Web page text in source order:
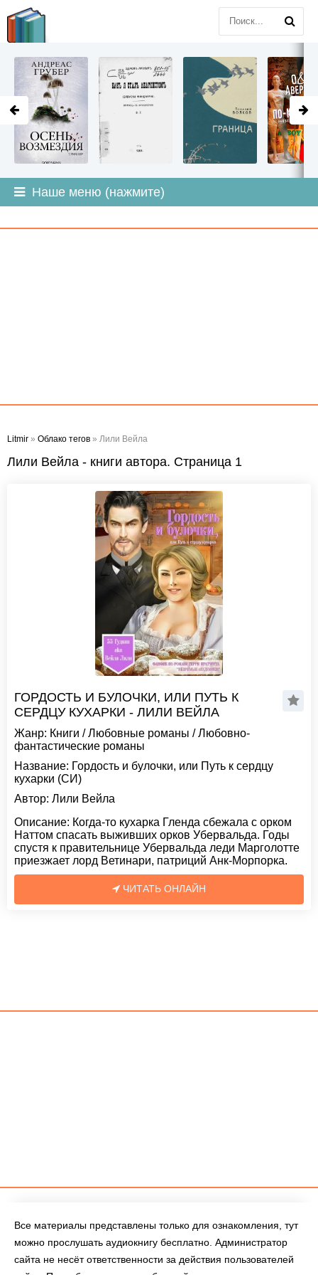
Наше меню (нажмите)
Litmir » Облако тегов » Лили Вейла
Лили Вейла - книги автора. Страница 1
ГОРДОСТЬ И БУЛОЧКИ, ИЛИ ПУТЬ К
СЕРДЦУ КУХАРКИ - ЛИЛИ ВЕЙЛА
Жанр: Книги /Любовные романы /Любовно-
фантастические романы
Название: Гордость и булочки, или Путь к сердцу
кухарки (СИ)
Автор: Лили Вейла
Описание: Когда-то кухарка Гленда сбежала с орком
Наттом спасать выживших орков Убервальда. Годы
спустя к правительнице Убервальда леди Марголотте
приезжает лорд Ветинари, патриций Анк-Морпорка.
ЧИТАТЬ ОНЛАЙН
LITMIR.ORG
Все материалы представлены только для ознакомления, тут
можно прослушать аудиокнигу бесплатно. Администратор
сайта не несёт ответственности за действия пользователей